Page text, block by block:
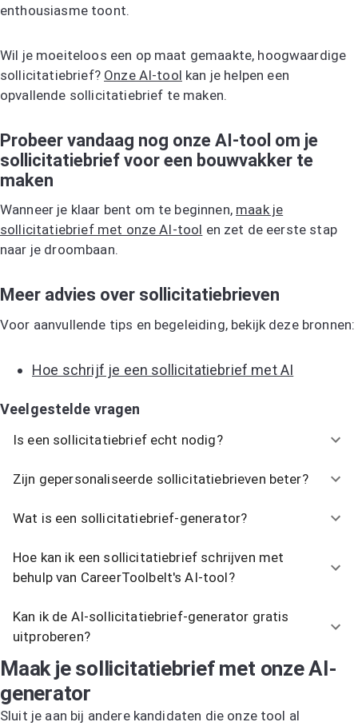
enthousiasme toont.
Wil je moeiteloos een op maat gemaakte, hoogwaardige
sollicitatiebrief? Onze AI-tool kan je helpen een
opvallende sollicitatiebrief te maken.
Probeer vandaag nog onze AI-tool om je
sollicitatiebrief voor een bouwvakker te
maken
Wanneer je klaar bent om te beginnen, maak je
sollicitatiebrief met onze AI-tool en zet de eerste stap
naar je droombaan.
Meer advies over sollicitatiebrieven
Voor aanvullende tips en begeleiding, bekijk deze bronnen:
Hoe schrijf je een sollicitatiebrief met AI
Veelgestelde vragen
Is een sollicitatiebrief echt nodig?
Zijn gepersonaliseerde sollicitatiebrieven beter?
Wat is een sollicitatiebrief-generator?
Hoe kan ik een sollicitatiebrief schrijven met
behulp van CareerToolbelt's AI-tool?
Kan ik de AI-sollicitatiebrief-generator gratis
uitproberen?
Maak je sollicitatiebrief met onze AI-
generator
Sluit je aan bij andere kandidaten die onze tool al